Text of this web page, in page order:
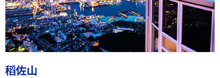
稻佐山